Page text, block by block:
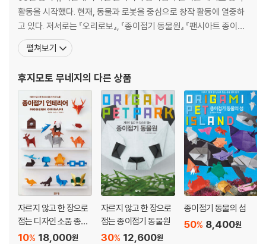
107: 안킬로사우루스
활동을 시작했다. 현재, 동물과 로봇을 중심으로 창작 활동에 열중하
고 있다. 저서로는 『오리로보』, 『종이접기 동물원』 『팬시아트 종이접
기』등이 있다. 그래픽 디자이너&아트 디렉터. 1967년 나가사키현 출
생. 후쿠오카현 거주. 광고 포스터 등 비주얼 제작 분야에서 일하고 있
접기 놀이를 계기로 창작 종이접기를
펼쳐보기
후지모토 무네지 의 다른 상품
자르지 않고 한 장으로
접는 디자인 소품 종이
접기 인테리어
18,000원
10%
자르지 않고 한 장으로
접는 종이접기 동물원
12,600원
30%
종이접기 동물의 섬
8,400원
50%